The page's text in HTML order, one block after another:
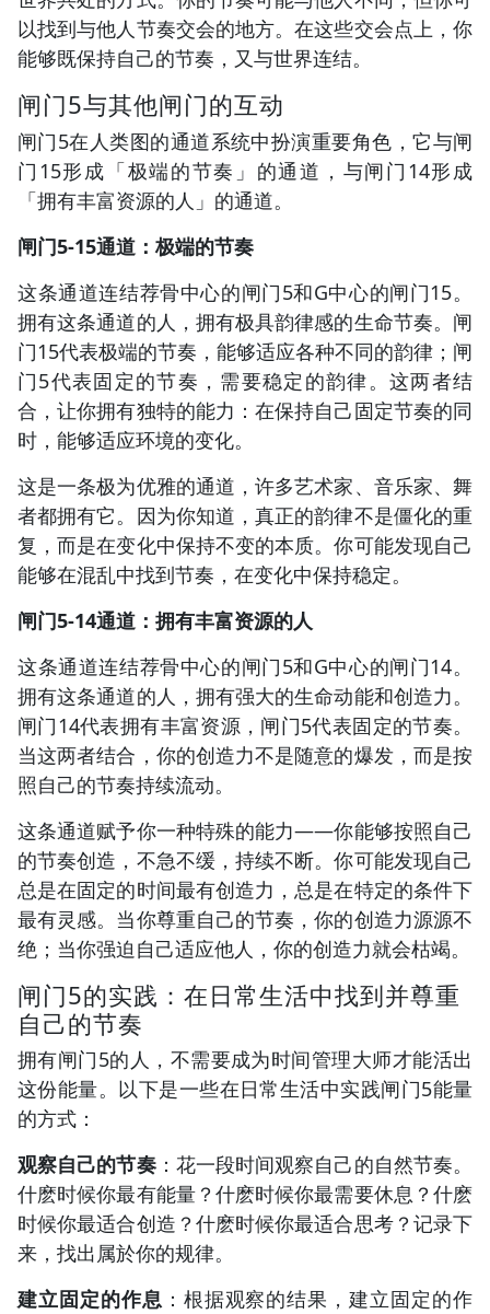
以找到与他人节奏交会的地方。在这些交会点上，你
能够既保持自己的节奏，又与世界连结。
闸门5与其他闸门的互动
闸门5在人类图的通道系统中扮演重要角色，它与闸
门15形成「极端的节奏」的通道，与闸门14形成
「拥有丰富资源的人」的通道。
闸门5-15通道：极端的节奏
这条通道连结荐骨中心的闸门5和G中心的闸门15。
拥有这条通道的人，拥有极具韵律感的生命节奏。闸
门15代表极端的节奏，能够适应各种不同的韵律；闸
门5代表固定的节奏，需要稳定的韵律。这两者结
合，让你拥有独特的能力：在保持自己固定节奏的同
时，能够适应环境的变化。
这是一条极为优雅的通道，许多艺术家、音乐家、舞
者都拥有它。因为你知道，真正的韵律不是僵化的重
复，而是在变化中保持不变的本质。你可能发现自己
能够在混乱中找到节奏，在变化中保持稳定。
闸门5-14通道：拥有丰富资源的人
这条通道连结荐骨中心的闸门5和G中心的闸门14。
拥有这条通道的人，拥有强大的生命动能和创造力。
闸门14代表拥有丰富资源，闸门5代表固定的节奏。
当这两者结合，你的创造力不是随意的爆发，而是按
照自己的节奏持续流动。
这条通道赋予你一种特殊的能力——你能够按照自己
的节奏创造，不急不缓，持续不断。你可能发现自己
总是在固定的时间最有创造力，总是在特定的条件下
最有灵感。当你尊重自己的节奏，你的创造力源源不
绝；当你强迫自己适应他人，你的创造力就会枯竭。
闸门5的实践：在日常生活中找到并尊重
自己的节奏
拥有闸门5的人，不需要成为时间管理大师才能活出
这份能量。以下是一些在日常生活中实践闸门5能量
的方式：
观察自己的节奏：花一段时间观察自己的自然节奏。
什麽时候你最有能量？什麽时候你最需要休息？什麽
时候你最适合创造？什麽时候你最适合思考？记录下
来，找出属於你的规律。
建立固定的作息 ：根据观察的结果，建立固定的作